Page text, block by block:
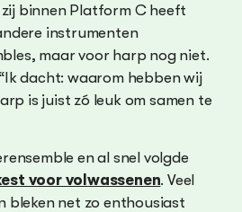
binnen Platform C heeft
instrumenten
maar voor harp nog niet.
dacht: waarom hebben wij
is juist zó leuk om samen te
en al snel volgde
voor volwassenen. Veel
bleken net zo enthousiast